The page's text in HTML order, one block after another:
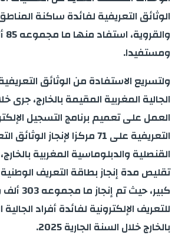
الوثائق التعريفية لفائدة ساكنة
ومستفيدا.
ولتسريع الاستفادة من الوثائق
الجالية المغربية المقيمة بالخارج، جرى
العمل على تعميم برنامج التسجيل
التعريفية على 71 مركزا لإنجاز
القنصلية والدبلوماسية المغربية
تقليص مدة إنجاز بطاقة التعريف
للتعريف الإلكترونية لفائدة أفراد
بالخارج خلال السنة الجارية 2025.